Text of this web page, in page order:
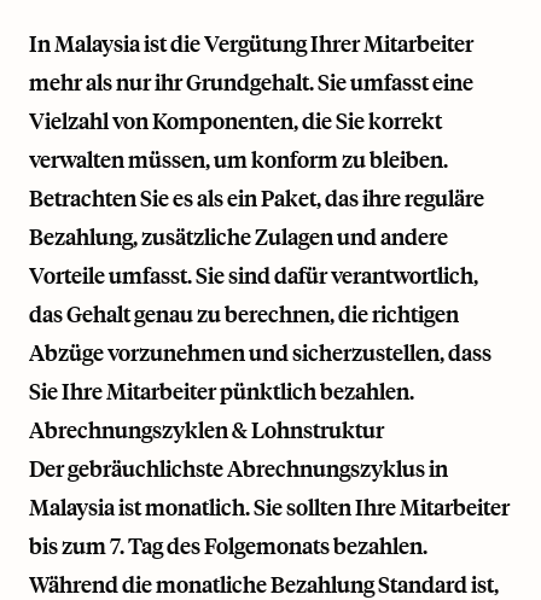
In Malaysia ist die Vergütung Ihrer Mitarbeiter
mehr als nur ihr Grundgehalt. Sie umfasst eine
Vielzahl von Komponenten, die Sie korrekt
verwalten müssen, um konform zu bleiben.
Betrachten Sie es als ein Paket, das ihre reguläre
Bezahlung, zusätzliche Zulagen und andere
Vorteile umfasst. Sie sind dafür verantwortlich,
das Gehalt genau zu berechnen, die richtigen
Abzüge vorzunehmen und sicherzustellen, dass
Sie Ihre Mitarbeiter pünktlich bezahlen.
Abrechnungszyklen & Lohnstruktur
Der gebräuchlichste Abrechnungszyklus in
Malaysia ist monatlich. Sie sollten Ihre Mitarbeiter
bis zum 7. Tag des Folgemonats bezahlen.
Während die monatliche Bezahlung Standard ist,